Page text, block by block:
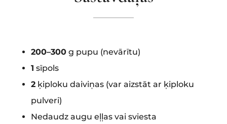
200–300g pupu (nevārītu)
1 sīpols
2ķiploku daiviņas (var aizstāt ar ķiploku
pulveri)
Nedaudz augu eļļas vai sviesta